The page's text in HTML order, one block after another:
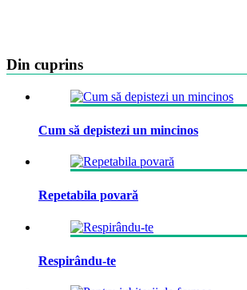
Din cuprins
Cum să depistezi un mincinos
Repetabila povară
Respirându-te